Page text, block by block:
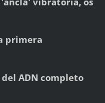
primera
ADN completo